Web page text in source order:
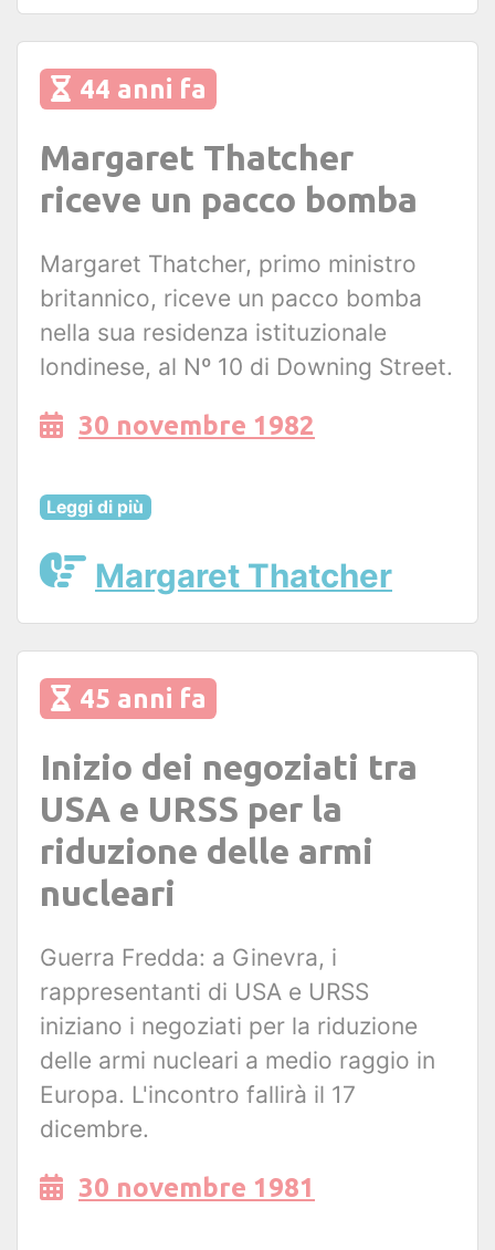
44 anni fa
Margaret Thatcher
riceve un pacco bomba
Margaret Thatcher, primo ministro
britannico, riceve un pacco bomba
nella sua residenza istituzionale
londinese, al Nº 10 di Downing Street.
30 novembre 1982
Leggi di più
Margaret Thatcher
45 anni fa
Inizio dei negoziati tra
USA e URSS per la
riduzione delle armi
nucleari
Guerra Fredda: a Ginevra, i
rappresentanti di USA e URSS
iniziano i negoziati per la riduzione
delle armi nucleari a medio raggio in
Europa. L'incontro fallirà il 17
dicembre.
30 novembre 1981